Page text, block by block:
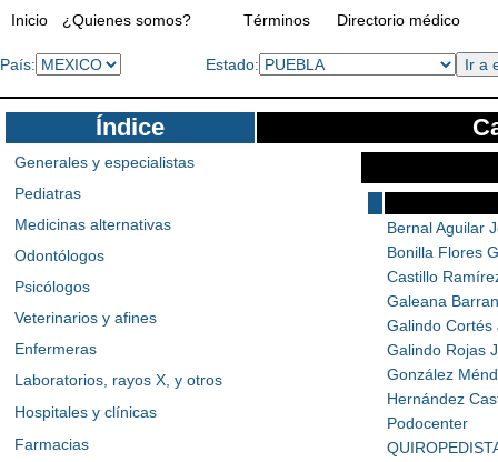
Inicio ¿Quienes somos? Términos Directorio médico
País: Estado:
Índice
Generales y especialistas
Pediatras
Medicinas alternativas
Odontólogos
Psicólogos
Veterinarios y afines
Enfermeras
Laboratorios, rayos X, y otros
Hospitales y clínicas
Farmacias
Bernal Aguilar
Bonilla Flores
Castillo
Galeana
Galindo Cortés
Galindo Rojas
González
Hernández
Podocenter